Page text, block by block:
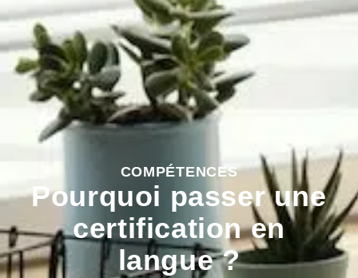
COMPÉTENCES
Pourquoi passer une
certification en
langue ?